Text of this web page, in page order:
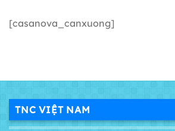
[casanova_canxuong]
TNC VIỆT NAM